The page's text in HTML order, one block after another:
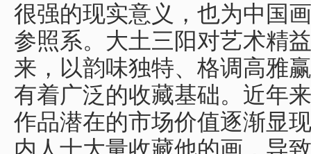
很强的现实意义，也为中国
参照系。大土三阳对艺术精
来，以韵味独特、格调高雅
有着广泛的收藏基础。近年
作品潜在的市场价值逐渐显